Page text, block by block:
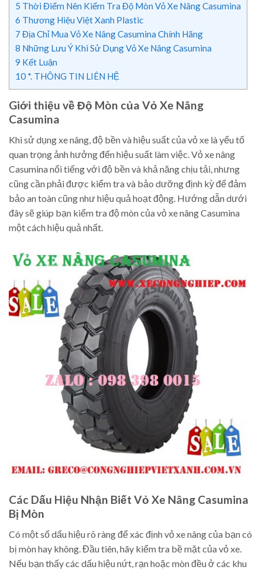
5 Thời Điểm Nên Kiểm Tra Độ Mòn Vỏ Xe Nâng Casumina
6 Thương Hiệu Việt Xanh Plastic
7 Địa Chỉ Mua Vỏ Xe Nâng Casumina Chính Hãng
8 Những Lưu Ý Khi Sử Dụng Vỏ Xe Nâng Casumina
9 Kết Luận
10 *. THÔNG TIN LIÊN HỆ
Giới thiệu về Độ Mòn của Vỏ Xe Nâng
Casumina
Khi sử dụng xe nâng, độ bền và hiệu suất của vỏ xe là yếu tố
quan trọng ảnh hưởng đến hiệu suất làm việc. Vỏ xe nâng
Casumina nổi tiếng với độ bền và khả năng chịu tải, nhưng
cũng cần phải được kiểm tra và bảo dưỡng định kỳ để đảm
bảo an toàn cũng như hiệu quả hoạt động. Hướng dẫn dưới
đây sẽ giúp bạn kiểm tra độ mòn của vỏ xe nâng Casumina
một cách hiệu quả nhất.
Các Dấu Hiệu Nhận Biết Vỏ Xe Nâng Casumina
Bị Mòn
Có một số dấu hiệu rõ ràng để xác định vỏ xe nâng của bạn có
bị mòn hay không. Đầu tiên, hãy kiểm tra bề mặt của vỏ xe.
Nếu bạn thấy các dấu hiệu nứt, rạn hoặc mòn đều ở các khu